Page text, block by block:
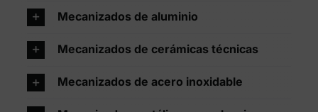
Mecanizados de aluminio
Mecanizados de cerámicas técnicas
Mecanizados de acero inoxidable